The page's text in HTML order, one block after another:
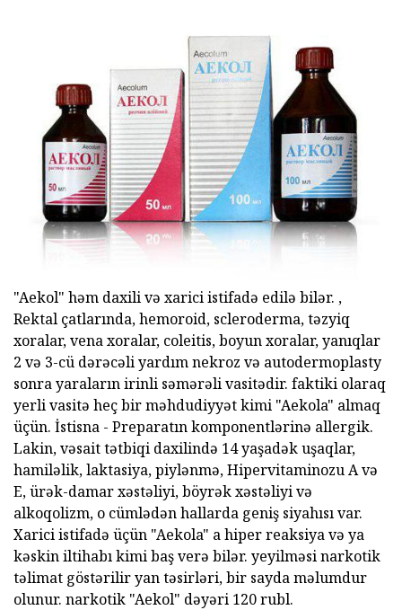
"Aekol" həm daxili və xarici istifadə edilə bilər. ,
Rektal çatlarında, hemoroid, scleroderma, təzyiq
xoralar, vena xoralar, coleitis, boyun xoralar, yanıqlar
2 və 3-cü dərəcəli yardım nekroz və autodermoplasty
sonra yaraların irinli səmərəli vasitədir. faktiki olaraq
yerli vasitə heç bir məhdudiyyət kimi "Aekola" almaq
üçün. İstisna - Preparatın komponentlərinə allergik.
Lakin, vəsait tətbiqi daxilində 14 yaşadək uşaqlar,
hamiləlik, laktasiya, piylənmə, Hipervitaminozu A və
E, ürək-damar xəstəliyi, böyrək xəstəliyi və
alkoqolizm, o cümlədən hallarda geniş siyahısı var.
Xarici istifadə üçün "Aekola" a hiper reaksiya və ya
kəskin iltihabı kimi baş verə bilər. yeyilməsi narkotik
təlimat göstərilir yan təsirləri, bir sayda məlumdur
olunur. narkotik "Aekol" dəyəri 120 rubl.